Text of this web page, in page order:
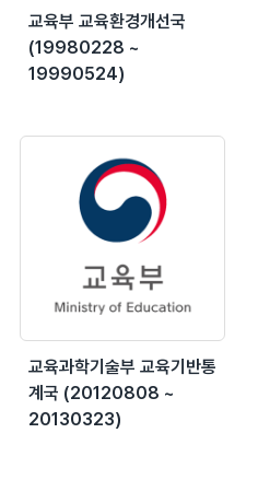
교육부 교육환경개선국
(19980228 ~
19990524)
교육과학기술부 교육기반통
계국 (20120808 ~
20130323)